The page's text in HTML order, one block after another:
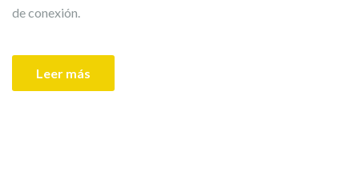
de conexión.
Leer más